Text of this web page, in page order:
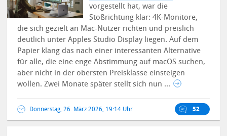
vorgestellt hat, war die
Stoßrichtung klar: 4K-Monitore,
die sich gezielt an Mac-Nutzer richten und preislich
deutlich unter Apples Studio Display liegen. Auf dem
Papier klang das nach einer interessanten Alternative
für alle, die eine enge Abstimmung auf macOS suchen,
aber nicht in der obersten Preisklasse einsteigen
wollen.Zwei Monate später stellt sich nun ...
Donnerstag, 26. März 2026, 19:14 Uhr 52